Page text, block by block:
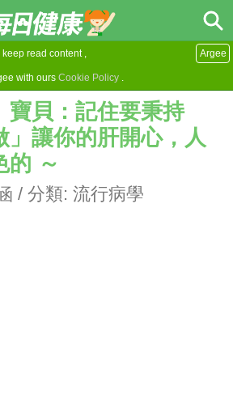
keep read content ,
with ours Cookie Policy .
Argee
寶貝：記住要秉持
」讓你的肝開心，人
的 ～
/ 分類: 流行病學